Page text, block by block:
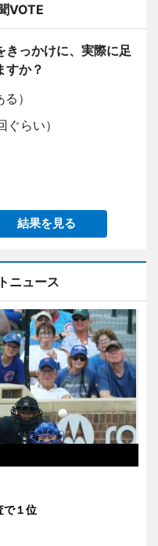
VOTE
きっかけに、実際に足
すか？
）
らい）
結果を見る
ニュース
で１位